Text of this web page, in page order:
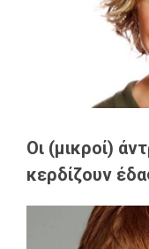
Οι (μικροί)
κερδίζουν